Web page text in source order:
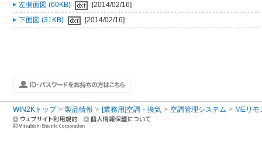
左側面図 (60KB)
[2014/02/16]
下面図 (31KB)
[2014/02/16]
WIN2Kトップ 製品情報 [業務用]空調・換気 空調管理システム MEリモ